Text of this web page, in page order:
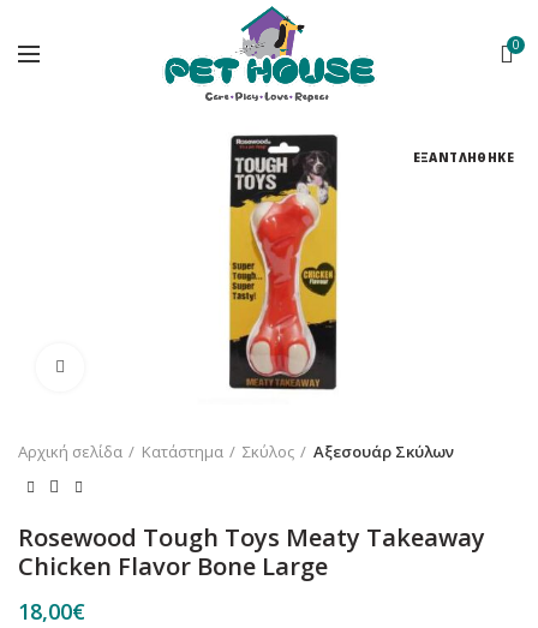
0
ΕΞΑΝΤΛΗΘΗΚΕ
Αρχική σελίδα Κατάστημα Σκύλος Αξεσουάρ Σκύλων
Rosewood Tough Toys Meaty Takeaway
Chicken Flavor Bone Large
18,00€